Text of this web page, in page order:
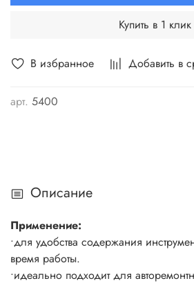
В избранное Добавить в
арт. 5400
Купить в 1 клик
Описание
Применение:
•для удобства содержания
время работы.
•идеально подходит для